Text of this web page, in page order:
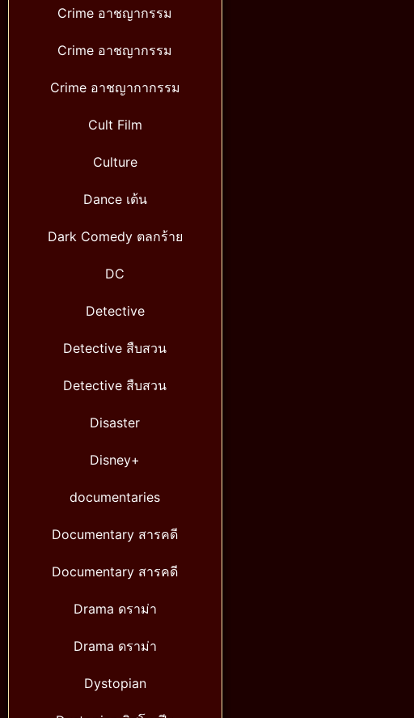
Crime อาชญากรรม
Crime อาชญากรรม
Crime อาชญากากรรม
Cult Film
Culture
Dance เต้น
Dark Comedy ตลกร้าย
DC
Detective
Detective สืบสวน
Detective สืบสวน
Disaster
Disney+
documentaries
Documentary สารคดี
Documentary สารคดี
Drama ดราม่า
Drama ดราม่า
Dystopian